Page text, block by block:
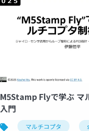
M5Stamp Flyで学ぶ マ
入門
マルチコプタ